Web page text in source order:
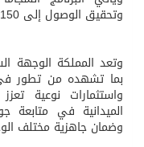
وتحقيق الوصول إلى 150 مليون زائر بحلول عام 2030.
وتعد المملكة الوجهة
بما تشهده من تطور
واستثمارات نوعية
الميدانية في متابعة
وضمان جاهزية مختلف